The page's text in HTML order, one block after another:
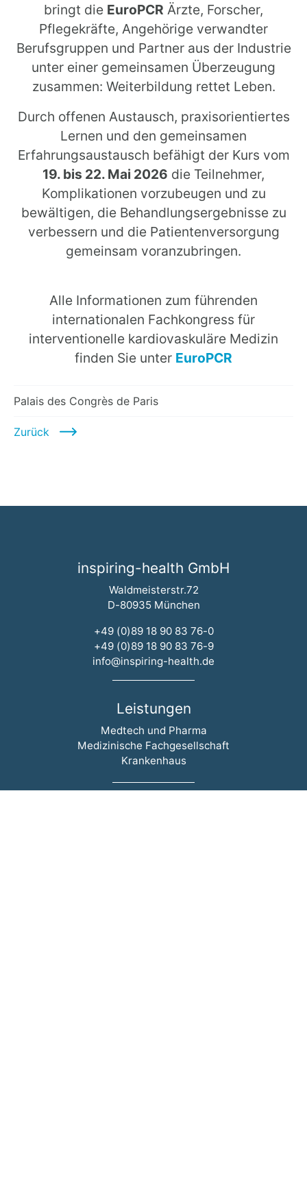
bringt die EuroPCR Ärzte, Forscher,
Pflegekräfte, Angehörige verwandter
Berufsgruppen und Partner aus der Industrie
unter einer gemeinsamen Überzeugung
zusammen: Weiterbildung rettet Leben.
Durch offenen Austausch, praxisorientiertes
Lernen und den gemeinsamen
Erfahrungsaustausch befähigt der Kurs vom
19. bis 22. Mai 2026 die Teilnehmer,
Komplikationen vorzubeugen und zu
bewältigen, die Behandlungsergebnisse zu
verbessern und die Patientenversorgung
gemeinsam voranzubringen.
Alle Informationen zum führenden
internationalen Fachkongress für
interventionelle kardiovaskuläre Medizin
finden Sie unter EuroPCR
Palais des Congrès de Paris
Zurück
inspiring-health GmbH
Waldmeisterstr.72
D-80935 München
+49 (0)89 18 90 83 76-0
+49 (0)89 18 90 83 76-9
info@inspiring-health.de
Leistungen
Navigation überspringen
Medtech und Pharma
Medizinische Fachgesellschaft
Krankenhaus